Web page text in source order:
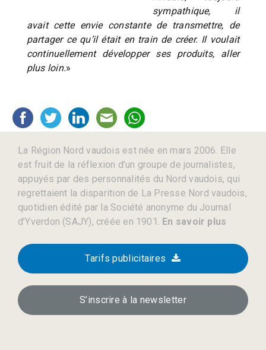
sympathique, il
avait cette envie constante de transmettre, de
partager ce qu’il était en train de créer. Il voulait
continuellement développer ses produits, aller
plus loin.»
La Région Nord vaudois est née en mars 2006. Elle
est fruit de la réflexion d’un groupe de journalistes,
appuyés par des personnalités du Nord vaudois, qui
regrettaient la disparition de La Presse Nord vaudois,
quotidien édité par la Société anonyme du Journal
d’Yverdon (SAJY), créée en 1901. En savoir plus
Tarifs publicitaires
S’inscrire à la newsletter